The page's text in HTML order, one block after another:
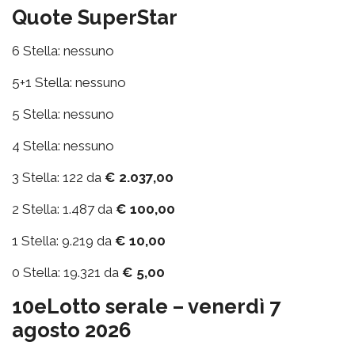
Quote SuperStar
6 Stella: nessuno
5+1 Stella: nessuno
5 Stella: nessuno
4 Stella: nessuno
3 Stella: 122 da € 2.037,00
2 Stella: 1.487 da € 100,00
1 Stella: 9.219 da € 10,00
0 Stella: 19.321 da € 5,00
10eLotto serale – venerdì 7
agosto 2026